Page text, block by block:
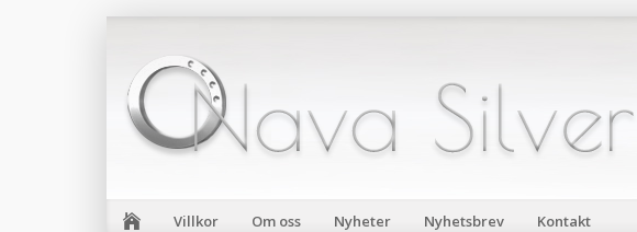
Villkor Om oss Nyheter Nyhetsbrev Kontakt